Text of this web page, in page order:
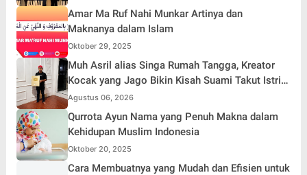
ke-81 Republik Indonesia
Amar Ma Ruf Nahi Munkar Artinya dan
Maknanya dalam Islam
Oktober 29, 2025
Muh Asril alias Singa Rumah Tangga, Kreator
Kocak yang Jago Bikin Kisah Suami Takut Istri
Jadi Hiburan
Agustus 06, 2026
Qurrota Ayun Nama yang Penuh Makna dalam
Kehidupan Muslim Indonesia
Oktober 20, 2025
Cara Membuatnya yang Mudah dan Efisien untuk